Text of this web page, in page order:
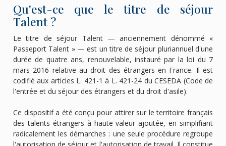
Qu'est-ce que le titre de séjour
Talent ?
Le titre de séjour Talent — anciennement dénommé «
Passeport Talent » — est un titre de séjour pluriannuel d'une
durée de quatre ans, renouvelable, instauré par la loi du 7
mars 2016 relative au droit des étrangers en France. Il est
codifié aux articles L. 421-1 à L. 421-24 du CESEDA (Code de
l'entrée et du séjour des étrangers et du droit d'asile).
Ce dispositif a été conçu pour attirer sur le territoire français
des talents étrangers à haute valeur ajoutée, en simplifiant
radicalement les démarches : une seule procédure regroupe
l'autorisation de séjour et l'autorisation de travail. Il constitue